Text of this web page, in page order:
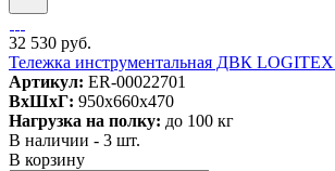
32 530 руб.
Тележка инструментальная ДВК
Артикул: ER-00022701
ВxШxГ: 950x660x470
Нагрузка на полку: до 100 кг
В наличии - 3 шт.
В корзину